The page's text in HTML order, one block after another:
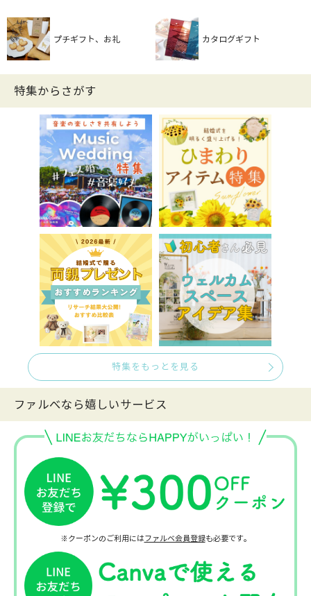
プチギフト、お礼 カタログギフト
特集からさがす
特集をもっとを見る
ファルべなら嬉しいサービス
※クーポンのご利用にはファルベ会員登録も必要です。